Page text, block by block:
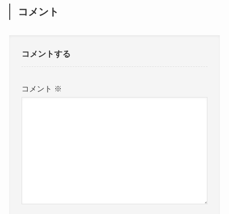
コメント
コメントする
コメント ※